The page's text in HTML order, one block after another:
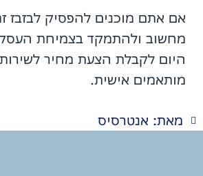
אם אתם מוכנים להפסיק לבזבז
מחשוב ולהתמקד בצמיחת העסק,
מותאמים אישית.
מאת: אנטרסיס